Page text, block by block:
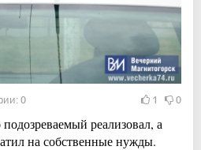
0 1 0
реализовал, а
на собственные нужды.